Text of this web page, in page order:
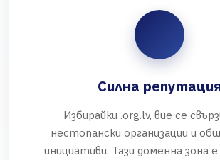
Силна репутация
Избирайки .org.lv, вие се
нестопански организации и
инициативи. Тази доменна зона е